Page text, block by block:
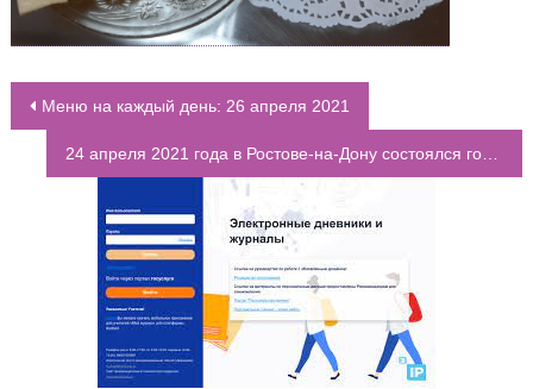
НАВИГАЦИЯ ПО ЗАПИСЯМ
Меню на каждый день: 26 апреля 2021